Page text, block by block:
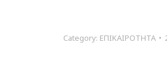
Category: ΕΠΙΚΑΙΡΟΤΗΤΑ